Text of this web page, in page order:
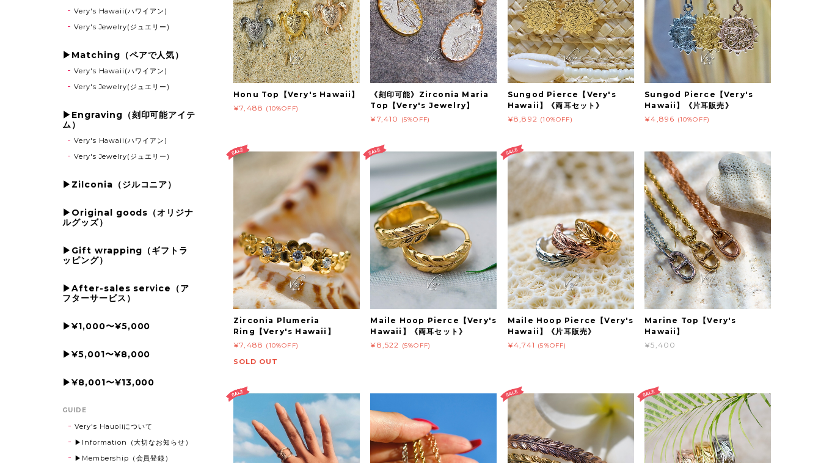
Honu Top【Very's Hawaii】
¥7,488 (10%OFF)
《刻印可能》Zirconia Maria
Top【Very's Jewelry】
¥7,410
(5%OFF)
Sungod Pierce【Very's
Hawaii】《両耳セット》
¥8,892 (10%OFF)
Sungod Pierce【Very's
Hawaii】《片耳販売》
¥4,896 (10%OFF)
Zirconia Plumeria
Ring【Very's Hawaii】
¥7,488 (10%OFF)
SOLD OUT
Maile Hoop Pierce【Very's
Hawaii】《両耳セット》
¥8,522 (5%OFF)
Maile Hoop Pierce【Very's
Hawaii】《片耳販売》
¥4,741 (5%OFF)
​​​​Marine Top【Very's
Hawaii】
¥5,400
Very's Hawaii(ハワイアン)
Very's Jewelry(ジュエリー)
▶Matching（ペアで人気）
Very's Hawaii(ハワイアン)
Very's Jewelry(ジュエリー)
▶Engraving（刻印可能アイテ
ム）
Very's Hawaii(ハワイアン)
Very's Jewelry(ジュエリー)
▶Zilconia（ジルコニア）
▶Original goods（オリジナ
ルグッズ）
▶Gift wrapping（ギフトラ
ッピング）
▶After-sales service（ア
フターサービス）
▶¥1,000〜¥5,000
▶¥5,001〜¥8,000
▶¥8,001〜¥13,000
GUIDE
Very's Hauoliについて
▶Information（大切なお知らせ）
▶Membership（会員登録）